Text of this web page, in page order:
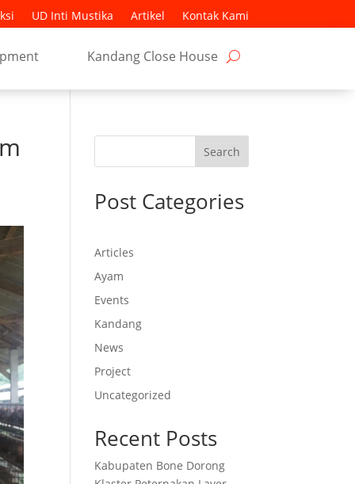
UD Inti Mustika Artikel Kontak Kami
Kandang Close House
Search
Post Categories
Articles
Ayam
Events
Kandang
News
Project
Uncategorized
Recent Posts
Kabupaten Bone Dorong